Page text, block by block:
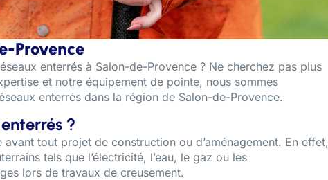
Provence
enterrés à Salon-de-Provence ? Ne cherchez pas plus
et notre équipement de pointe, nous sommes
enterrés dans la région de Salon-de-Provence.
?
tout projet de construction ou d’aménagement. En effet,
tels que l’électricité, l’eau, le gaz ou les
lors de travaux de creusement.